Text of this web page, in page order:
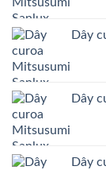
Dây
Dây
Dây